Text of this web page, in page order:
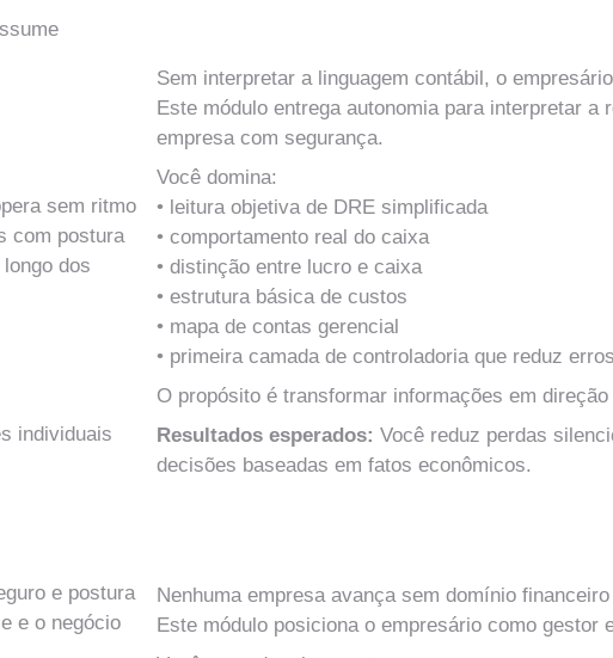
Sem interpretar a linguagem contábil, o
Este módulo entrega autonomia para interpretar a
empresa com segurança.
Você domina:
• leitura objetiva de DRE simplificada
• comportamento real do caixa
• distinção entre lucro e caixa
• estrutura básica de custos
• mapa de contas gerencial
• primeira camada de controladoria que reduz
O propósito é transformar informações em direção
Resultados esperados: Você reduz perdas
decisões baseadas em fatos econômicos.
Nenhuma empresa avança sem domínio
Este módulo posiciona o empresário como gestor
sem ritmo
com postura
dos
individuais
e postura
e o negócio